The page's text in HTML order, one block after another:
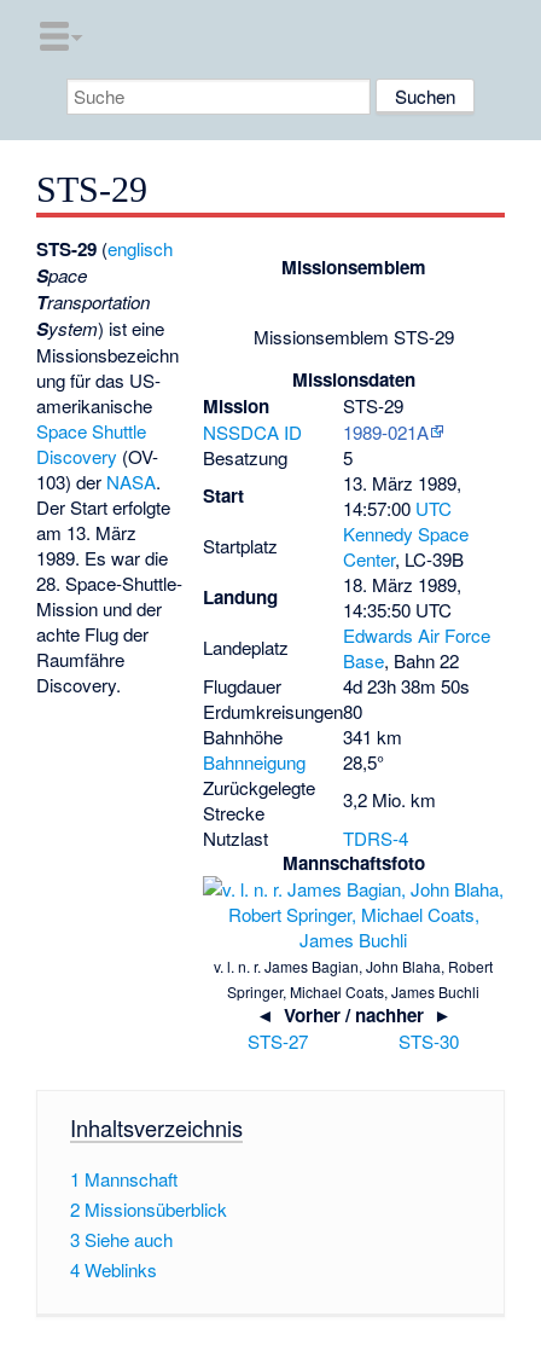
STS-29
Missionsemblem
Missionsemblem STS-29
Missionsdaten
Mission
STS-29
NSSDCA ID
1989-021A
Besatzung
5
Start
13. März 1989,
14:57:00 UTC
Startplatz
Kennedy Space
Center, LC-39B
Landung
18. März 1989,
14:35:50 UTC
Landeplatz
Edwards Air Force
Base, Bahn 22
Flugdauer
4d 23h 38m 50s
Erdumkreisungen80
Bahnhöhe
341 km
Bahnneigung
28,5°
Zurückgelegte
Strecke
3,2 Mio. km
Nutzlast
TDRS-4
Mannschaftsfoto
v. l. n. r. James Bagian, John Blaha, Robert
Springer, Michael Coats, James Buchli
◄ Vorher / nachher ►
STS-27 STS-30
STS-29 (englisch
Space
Transportation
System) ist eine
Missionsbezeichn
ung für das US-
amerikanische
Space Shuttle
Discovery (OV-
103) der NASA.
Der Start erfolgte
am 13. März
1989. Es war die
28. Space-Shuttle-
Mission und der
achte Flug der
Raumfähre
Discovery.
Inhaltsverzeichnis
1 Mannschaft
2 Missionsüberblick
3Siehe auch
4Weblinks